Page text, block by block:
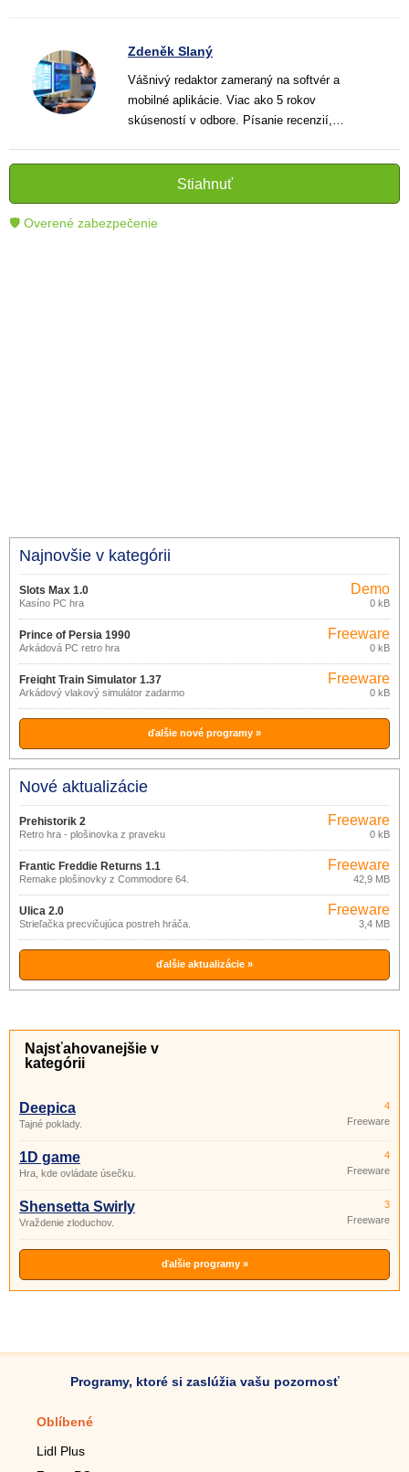
Zdeněk Slaný
Vášnivý redaktor zameraný na softvér a
mobilné aplikácie. Viac ako 5 rokov
skúseností v odbore. Písanie recenzií,
informatívnych textov, ktoré pomáhajú
čitateľom lepšie porozumieť a využiť moderné
technológie.
Stiahnuť
🛡 Overené zabezpečenie
Najnovšie v kategórii
Slots Max 1.0
Kasíno PC hra
Demo
0 kB
Prince of Persia 1990
Arkádová PC retro hra
Freeware
0 kB
Freight Train Simulator 1.37
Arkádový vlakový simulátor zadarmo
Freeware
0 kB
ďalšie nové programy »
Nové aktualizácie
Prehistorik 2
Retro hra - plošinovka z praveku
Freeware
0 kB
Frantic Freddie Returns 1.1
Remake plošinovky z Commodore 64.
Freeware
42,9 MB
Ulica 2.0
Strieľačka precvičujúca postreh hráča.
Freeware
3,4 MB
ďalšie aktualizácie »
Najsťahovanejšie v
kategórii
Deepica
Tajné poklady.
4
Freeware
1D game
Hra, kde ovládate úsečku.
4
Freeware
Shensetta Swirly
Vraždenie zloduchov.
3
Freeware
ďalšie programy »
Programy, ktoré si zaslúžia vašu pozornosť
Oblíbené
Lidl Plus